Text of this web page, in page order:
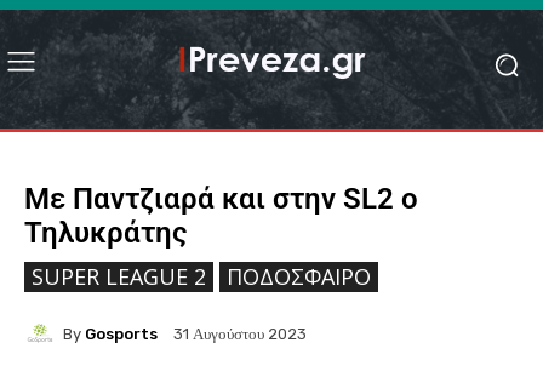
Με Παντζιαρά και στην SL2 o
Τηλυκράτης
SUPER LEAGUE 2 ΠΟΔΌΣΦΑΙΡΟ
By Gosports 31 Αυγούστου 2023